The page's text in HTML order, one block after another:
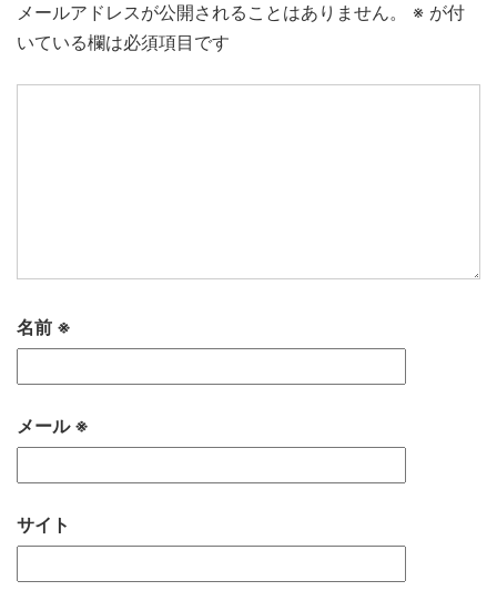
メールアドレスが公開されることはありません。 ※ が付
いている欄は必須項目です
名前 ※
メール ※
サイト